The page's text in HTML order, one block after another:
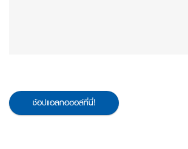
ช้อปแอลกอฮอล์ที่นี่!